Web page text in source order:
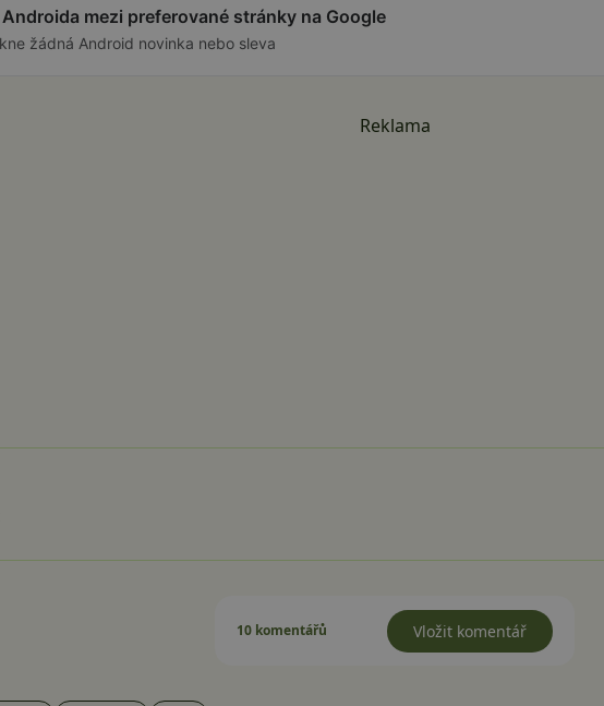
mezi preferované stránky na Google
žádná Android novinka nebo sleva
Reklama
10 komentářů Vložit komentář